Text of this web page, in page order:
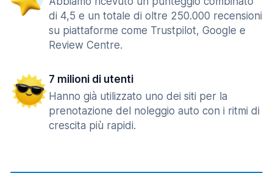
di 4,5 e un totale di oltre 250.000 recensioni
su piattaforme come Trustpilot, Google e
Review Centre.
7 milioni di utenti
Hanno già utilizzato uno dei siti per la
prenotazione del noleggio auto con i ritmi di
crescita più rapidi.